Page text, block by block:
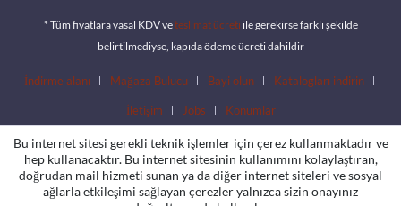
* Tüm fiyatlara yasal KDV veteslimat ücreti ile gerekirse farklı şekilde
belirtilmediyse, kapıda ödeme ücreti dahildir
İndirme alanı Mağaza Bulucu Bayi olun Katalogları indirin
İletişim Jobs Konumlar
Bu internet sitesi gerekli teknik işlemler için çerez kullanmaktadır ve
hep kullanacaktır. Bu internet sitesinin kullanımını kolaylaştıran,
doğrudan mail hizmeti sunan ya da diğer internet siteleri ve sosyal
ağlarla etkileşimi sağlayan çerezler yalnızca sizin onayınız